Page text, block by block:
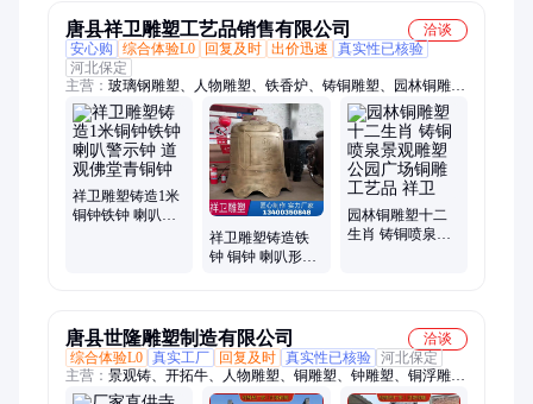
唐县祥卫雕塑工艺品销售有限公司
洽谈
安心购
综合体验L0 回复及时 出价迅速
真实性已核验
河北保定
主营： 玻璃钢雕塑、人物雕塑、铁香炉、铸铜雕塑、园林铜雕、
城市铜雕塑、铜鼎、铜钟、铜缸、铜狮子、铜牛、铜佛像、铜浮
雕、铜香炉、铜雕工艺品、铜地雕、铜雕塑、铜马、铸铜香炉、
铜雕香炉、铜雕佛像、广场雕塑、不锈钢雕塑、动物雕塑、铸铁
香炉
祥卫雕塑铸造1米
铜钟铁钟 喇叭警
祥卫雕塑铸造铁
钟 铜钟 喇叭形警
园林铜雕塑十二
生肖 铸铜喷泉景
唐县世隆雕塑制造有限公司
洽谈
综合体验L0 真实工厂 回复及时 真实性已核验 河北保定
主营： 景观铸、开拓牛、人物雕塑、铜雕塑、钟雕塑、铜浮雕、
铜雕像、铜宝鼎、铜貔貅、铸铜鼎、纯铜鼎、铸造铸、铜像制